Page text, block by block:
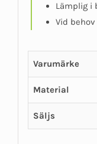
Lämplig i
Vid
Varumärke
Material
Säljs